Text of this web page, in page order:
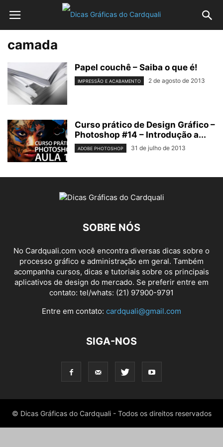
camada
Papel couchê – Saiba o que é!
IMPRESSÃO E ACABAMENTO 2 de agosto de 2013
Curso prático de Design Gráfico –
Photoshop #14 – Introdução a...
ADOBE PHOTOSHOP 31 de julho de 2013
SOBRE NÓS
No Cardquali.com você encontra diversas dicas sobre o
processo gráfico e administração em geral. Também
acompanha cursos, dicas e tutoriais sobre os principais
aplicativos de design do mercado. Se preferir entre em
contato: tel/whats: (21) 97900-9791
Entre em contato: cardquali@gmail.com
SIGA-NOS
© Dicas Gráficas do Cardquali - Todos os direitos reservados